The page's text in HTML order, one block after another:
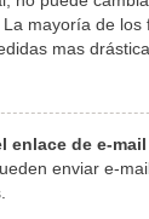
mayoría de
mas
de e-
enviar e-